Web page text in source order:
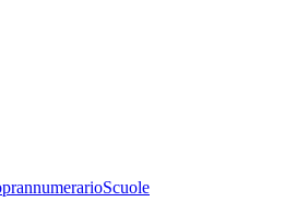
Scuole